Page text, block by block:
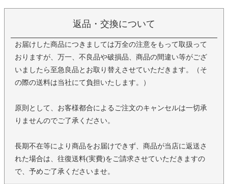
返品・交換について
お届けした商品につきましては万全の注意をもって取扱って
おりますが、万一、不良品や破損品、商品の間違い等がござ
いましたら至急良品とお取り替えさせていただきます。（そ
の際の送料は当社にて負担いたします。）
原則として、お客様都合によるご注文のキャンセルは一切承
りませんのでご了承ください。
長期不在等により商品をお届けできず、商品が当店に返送さ
れた場合は、往復送料(実費)をご請求させていただきますの
で、予めご了承くださいませ。